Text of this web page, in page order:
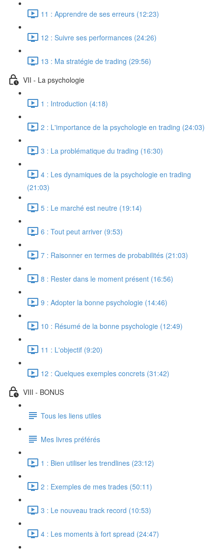
11 : Apprendre de ses erreurs (12:23)
12 : Suivre ses performances (24:26)
13 : Ma stratégie de trading (29:56)
VII - La psychologie
1 : Introduction (4:18)
2 : L'importance de la psychologie en trading (24:03)
3 : La problématique du trading (16:30)
4 : Les dynamiques de la psychologie en trading
(21:03)
5 : Le marché est neutre (19:14)
6 : Tout peut arriver (9:53)
7 : Raisonner en termes de probabilités (21:03)
8 : Rester dans le moment présent (16:56)
9 : Adopter la bonne psychologie (14:46)
10 : Résumé de la bonne psychologie (12:49)
11 : L'objectif (9:20)
12 : Quelques exemples concrets (31:42)
VIII - BONUS
Tous les liens utiles
Mes livres préférés
1 : Bien utiliser les trendlines (23:12)
2 : Exemples de mes trades (50:11)
3 : Le nouveau track record (10:53)
4 : Les moments à fort spread (24:47)